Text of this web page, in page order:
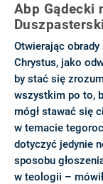
Abp Gądecki
Otwierając
Chrystus, jako
by stać się
wszystkim po to,
mógł stawać się
w temacie
dotyczyć jedynie
sposobu
w teologii –